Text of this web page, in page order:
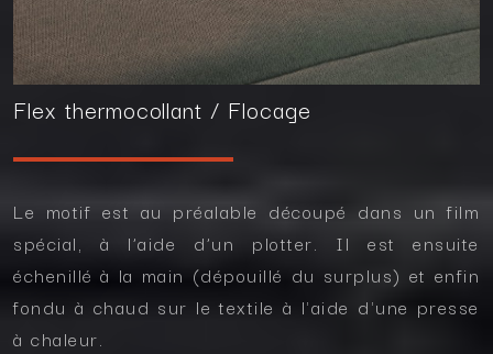
Flex thermocollant / Flocage
Le motif est au préalable découpé dans un film
spécial, à l’aide d’un plotter. Il est ensuite
échenillé à la main (dépouillé du surplus) et enfin
fondu à chaud sur le textile à l'aide d'une presse
à chaleur.